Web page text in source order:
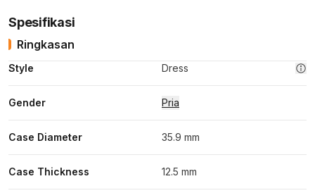
Spesifikasi
Ringkasan
Style Dress
Gender Pria
Case Diameter 35.9 mm
Case Thickness 12.5 mm